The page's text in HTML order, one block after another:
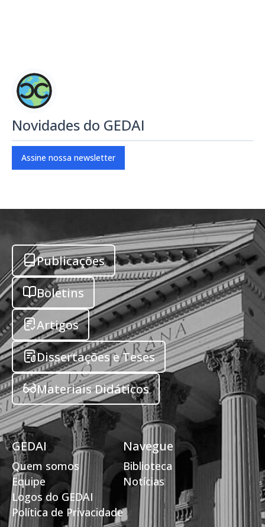
Novidades do GEDAI
Assine nossa newsletter
Publicações
Boletins
Artigos
Dissertações e Teses
Materiais Didáticos
GEDAI
Quem somos
Equipe
Logos do GEDAI
Política de Privacidade
Navegue
Biblioteca
Notícias